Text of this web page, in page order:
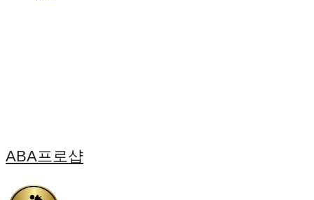
ABA프로샵